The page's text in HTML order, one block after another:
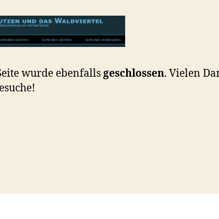
wurde ebenfallsgeschlossen. Vielen